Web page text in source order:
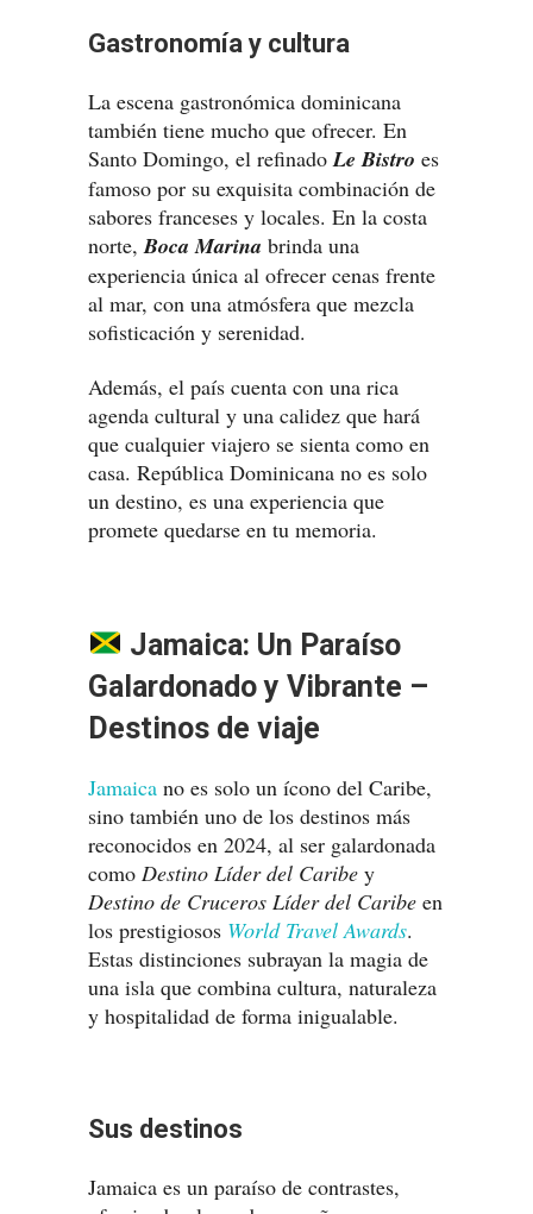
Gastronomía y cultura
La escena gastronómica dominicana
también tiene mucho que ofrecer. En
Santo Domingo, el refinado Le Bistro es
famoso por su exquisita combinación de
sabores franceses y locales. En la costa
norte, Boca Marina brinda una
experiencia única al ofrecer cenas frente
al mar, con una atmósfera que mezcla
sofisticación y serenidad.
Además, el país cuenta con una rica
agenda cultural y una calidez que hará
que cualquier viajero se sienta como en
casa. República Dominicana no es solo
un destino, es una experiencia que
promete quedarse en tu memoria.
Jamaica: Un Paraíso
Galardonado y Vibrante –
Destinos de viaje
Jamaica no es solo un ícono del Caribe,
sino también uno de los destinos más
reconocidos en 2024, al ser galardonada
como Destino Líder del Caribe y
Destino de Cruceros Líder del Caribe en
los prestigiosos World Travel Awards.
Estas distinciones subrayan la magia de
una isla que combina cultura, naturaleza
y hospitalidad de forma inigualable.
Sus destinos
Jamaica es un paraíso de contrastes,